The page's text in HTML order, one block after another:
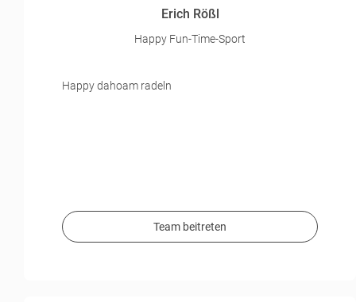
Erich Rößl
Happy Fun-Time-Sport
Happy dahoam radeln
Team beitreten